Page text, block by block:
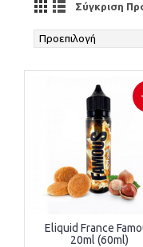
Σύγκριση
Eliquid France
20ml (60ml)